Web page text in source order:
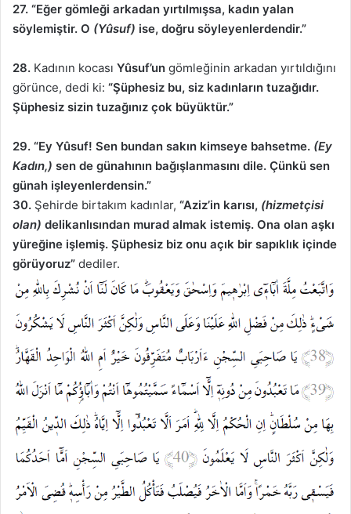
27. “Eğer gömleği arkadan yırtılmışsa, kadın yalan
söylemiştir. O (Yûsuf) ise, doğru söyleyenlerdendir.”
28. Kadının kocası Yûsuf’un gömleğinin arkadan yırtıldığını
görünce, dedi ki: “Şüphesiz bu, siz kadınların tuzağıdır.
Şüphesiz sizin tuzağınız çok büyüktür.”
29. “Ey Yûsuf! Sen bundan sakın kimseye bahsetme. (Ey
Kadın,) sen de günahının bağışlanmasını dile. Çünkü sen
günah işleyenlerdensin.”
30. Şehirde birtakım kadınlar, “Aziz’in karısı, (hizmetçisi
olan) delikanlısından murad almak istemiş. Ona olan aşkı
yüreğine işlemiş. Şüphesiz biz onu açık bir sapıklık içinde
görüyoruz” dediler.